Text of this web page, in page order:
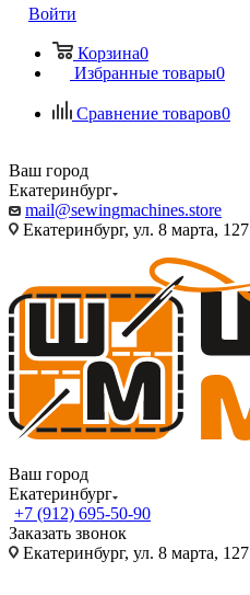
Войти
Корзина0
Избранные товары0
Сравнение товаров0
Ваш город
Екатеринбург
mail@sewingmachines.store
Екатеринбург, ул. 8 марта, 127
Ваш город
Екатеринбург
+7 (912) 695-50-90
Заказать звонок
Екатеринбург, ул. 8 марта, 127